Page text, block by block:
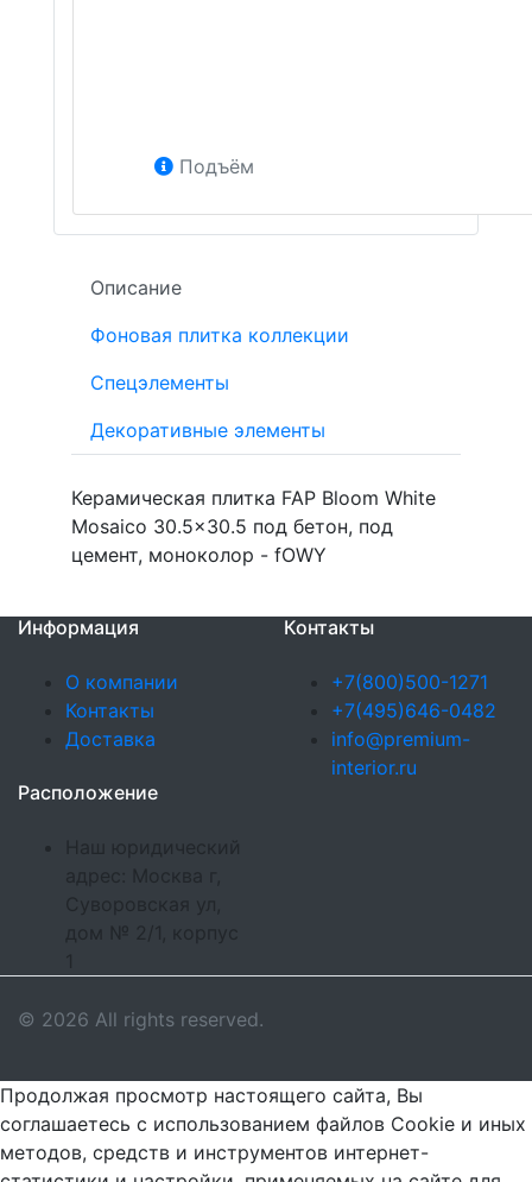
Подъём
Описание
Фоновая плитка коллекции
Спецэлементы
Декоративные элементы
Керамическая плитка FAP Bloom White
Mosaico 30.5x30.5 под бетон, под
цемент, моноколор - fOWY
Информация
О компании
Контакты
Доставка
Контакты
+7(800)500-1271
+7(495)646-0482
info@premium-
interior.ru
Расположение
Наш юридический
адрес: Москва г,
Суворовская ул,
дом № 2/1, корпус
© 2026 All rights reserved.
Продолжая просмотр настоящего сайта, Вы
соглашаетесь с использованием файлов Cookie и иных
методов, средств и инструментов интернет-